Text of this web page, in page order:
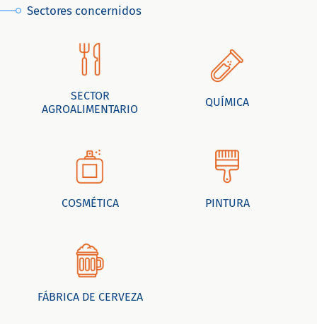
Sectores concernidos
SECTOR
AGROALIMENTARIO
QUÍMICA
COSMÉTICA PINTURA
FÁBRICA DE CERVEZA